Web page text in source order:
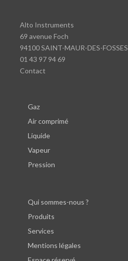
Alto Instruments
69 avenue Foch
94100 SAINT-MAUR-DES-FOSSES
01 43 97 94 69
Contact
Gaz
Air comprimé
Liquide
Vapeur
Pression
Qui sommes-nous ?
Produits
Services
Mentions légales